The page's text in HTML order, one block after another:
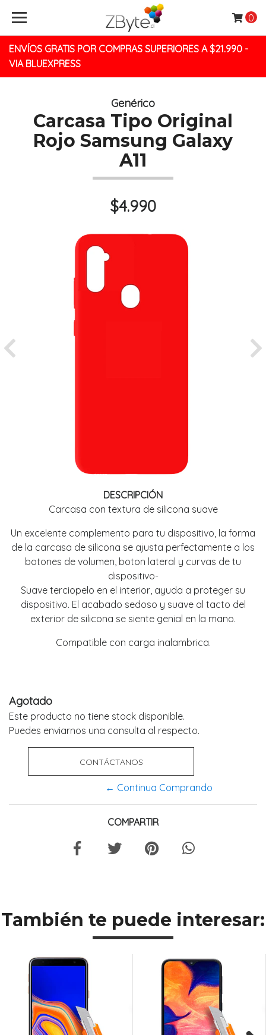
ENVÍOS GRATIS POR COMPRAS SUPERIORES A $21.990 -
VIA BLUEXPRESS
0
Genérico
Carcasa Tipo Original
Rojo Samsung Galaxy
A11
$4.990
Previous
DESCRIPCIÓN
Carcasa con textura de silicona suave
Un excelente complemento para tu dispositivo, la forma
de la carcasa de silicona se ajusta perfectamente a los
botones de volumen, boton lateral y curvas de tu
dispositivo-
Suave terciopelo en el interior, ayuda a proteger su
dispositivo. El acabado sedoso y suave al tacto del
exterior de silicona se siente genial en la mano.
Compatible con carga inalambrica.
Agotado
Este producto no tiene stock disponible.
Puedes enviarnos una consulta al respecto.
CONTÁCTANOS
← Continua Comprando
COMPARTIR
También te puede interesar: